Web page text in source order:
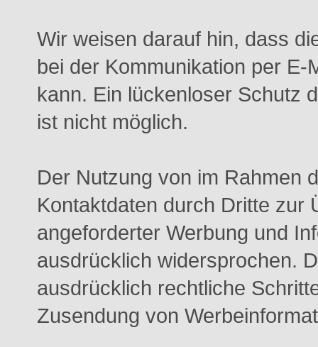
Wir weisen darauf hin, dass
bei der Kommunikation per
kann. Ein lückenloser Schutz
ist nicht möglich.
Der Nutzung von im Rahmen
Kontaktdaten durch Dritte zur
angeforderter Werbung und
ausdrücklich widersprochen.
ausdrücklich rechtliche
Zusendung von